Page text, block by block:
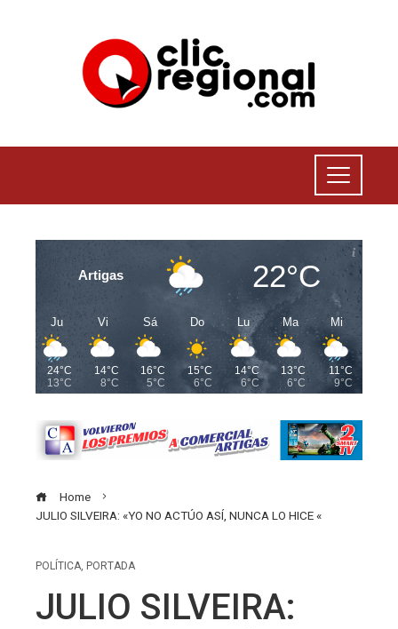
Artigas 22°C
Ju
24°C
13°C
Vi
14°C
8°C
Sá
16°C
5°C
Do
15°C
6°C
Lu
14°C
6°C
Ma
13°C
6°C
Mi
11°C
9°C
Home
JULIO SILVEIRA: «YO NO ACTÚO ASÍ, NUNCA LO HICE «
POLÍTICA, PORTADA
JULIO SILVEIRA: